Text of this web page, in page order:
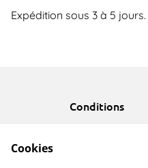
Expédition sous 3 à 5 jours.
Conditions
Cookies